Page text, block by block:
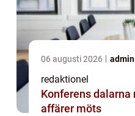
06 augusti 2026 admin
redaktionel
Konferens dalarna när natur, kultur och
affärer möts